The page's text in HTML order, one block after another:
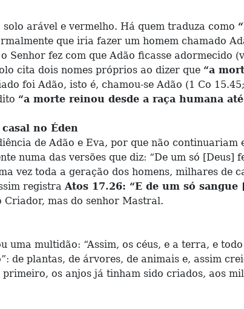
arável e vermelho. Há quem traduza como
que iria fazer um homem chamado
Senhor fez com que Adão ficasse adormecido
cita dois nomes próprios ao dizer que “a
foi Adão, isto é, chamou-se Adão (1 Co
“a morte reinou desde a raça humana
no Éden
de Adão e Eva, por que não
numa das versões que diz: “De um só
vez toda a geração dos homens, milhares de
registraAtos 17.26: “E de um só
Criador, mas do senhor Mastral.
uma multidão: “Assim, os céus, e a terra, e
de plantas, de árvores, de animais e, assim
os anjos já tinham sido criados, aos